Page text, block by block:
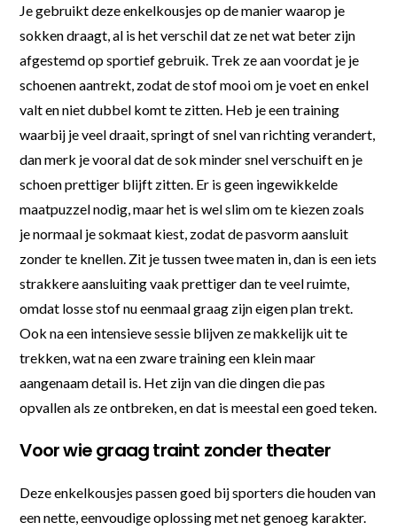
Je gebruikt deze enkelkousjes op de manier waarop je
sokken draagt, al is het verschil dat ze net wat beter zijn
afgestemd op sportief gebruik. Trek ze aan voordat je je
schoenen aantrekt, zodat de stof mooi om je voet en enkel
valt en niet dubbel komt te zitten. Heb je een training
waarbij je veel draait, springt of snel van richting verandert,
dan merk je vooral dat de sok minder snel verschuift en je
schoen prettiger blijft zitten. Er is geen ingewikkelde
maatpuzzel nodig, maar het is wel slim om te kiezen zoals
je normaal je sokmaat kiest, zodat de pasvorm aansluit
zonder te knellen. Zit je tussen twee maten in, dan is een iets
strakkere aansluiting vaak prettiger dan te veel ruimte,
omdat losse stof nu eenmaal graag zijn eigen plan trekt.
Ook na een intensieve sessie blijven ze makkelijk uit te
trekken, wat na een zware training een klein maar
aangenaam detail is. Het zijn van die dingen die pas
opvallen als ze ontbreken, en dat is meestal een goed teken.
Voor wie graag traint zonder theater
Deze enkelkousjes passen goed bij sporters die houden van
een nette, eenvoudige oplossing met net genoeg karakter.